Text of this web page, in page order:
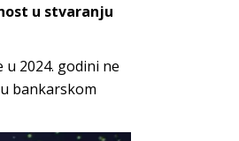
u stvaranju
u 2024. godini ne
bankarskom